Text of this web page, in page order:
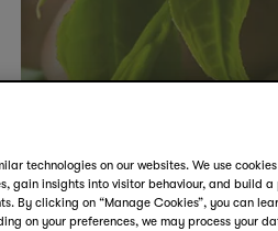
technologies on our websites. We use
gain insights into visitor behaviour, and build
By clicking on “Manage Cookies”, you can
on your preferences, we may process your